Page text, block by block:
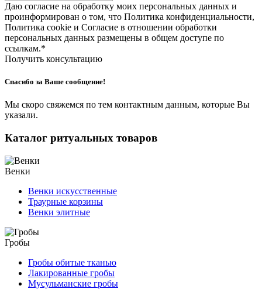
Даю согласие на обработку моих персональных данных и
проинформирован о том, что Политика конфиденциальности,
Политика cookie и Согласие в отношении обработки
персональных данных размещены в общем доступе по
ссылкам.*
Получить консультацию
Спасибо за Ваше сообщение!
Мы скоро свяжемся по тем контактным данным, которые Вы
указали.
Каталог ритуальных товаров
Венки
Венки искусственные
Траурные корзины
Венки элитные
Гробы
Гробы обитые тканью
Лакированные гробы
Мусульманские гробы